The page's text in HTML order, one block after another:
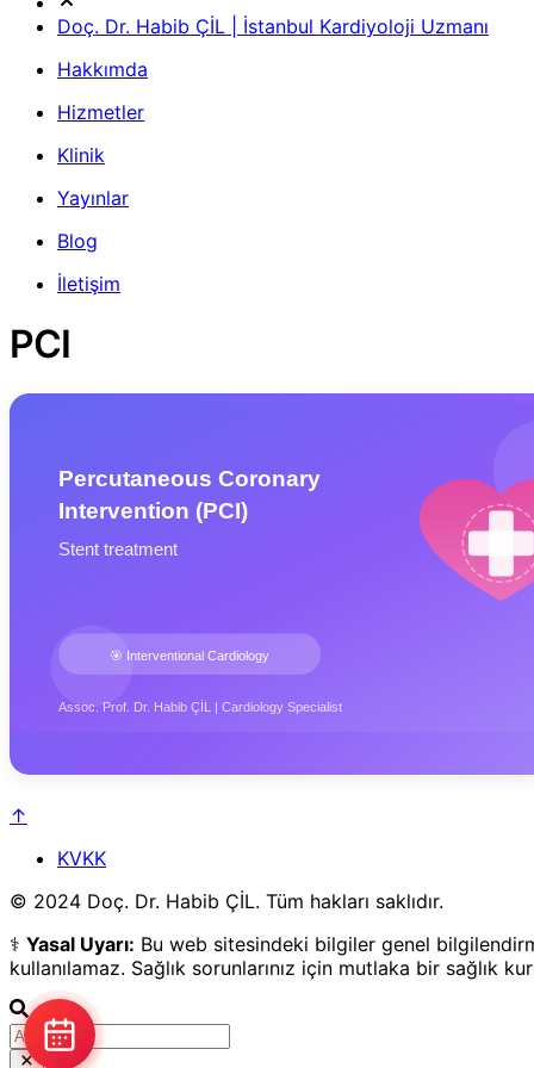
Doç. Dr. Habib ÇİL | İstanbul Kardiyoloji Uzmanı
Hakkımda
Hizmetler
Klinik
Yayınlar
Blog
İletişim
PCI
↑
KVKK
© 2024 Doç. Dr. Habib ÇİL. Tüm hakları saklıdır.
⚕️ Yasal Uyarı: Bu web sitesindeki bilgiler genel
kullanılamaz. Sağlık sorunlarınız için mutlaka bir sağlık